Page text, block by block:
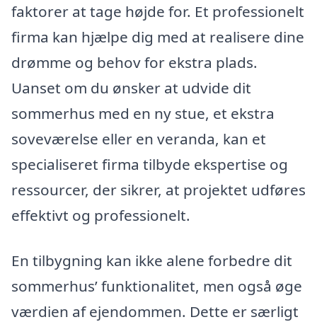
faktorer at tage højde for. Et professionelt
firma kan hjælpe dig med at realisere dine
drømme og behov for ekstra plads.
Uanset om du ønsker at udvide dit
sommerhus med en ny stue, et ekstra
soveværelse eller en veranda, kan et
specialiseret firma tilbyde ekspertise og
ressourcer, der sikrer, at projektet udføres
effektivt og professionelt.
En tilbygning kan ikke alene forbedre dit
sommerhus’ funktionalitet, men også øge
værdien af ejendommen. Dette er særligt